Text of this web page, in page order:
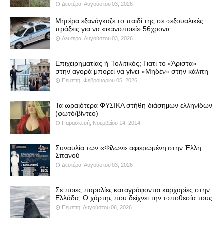
Δευτέρα, Αυγούστου 03, 2026
Μητέρα εξανάγκαζε το παιδί της σε σεξουαλικές
πράξεις για να «ικανοποιεί» 56χρονο
Δευτέρα, Αυγούστου 03, 2026
Επιχειρηματίας ή Πολιτικός; Γιατί το «Άριστα»
στην αγορά μπορεί να γίνει «Μηδέν» στην κάλπη
Πέμπτη, Φεβρουαρίου 05, 2026
Τα ωραιότερα ΦΥΣΙΚΑ στήθη διάσημων ελληνίδων
(φωτό/βίντεο)
Παρασκευή, Νοεμβρίου 14, 2014
Συναυλία των «Φίλων» αφιερωμένη στην Έλλη
Σπανού
Δευτέρα, Αυγούστου 03, 2026
Σε ποιες παραλίες καταγράφονται καρχαρίες στην
Ελλάδα; Ο χάρτης που δείχνει την τοποθεσία τους
Πέμπτη, Αυγούστου 06, 2026